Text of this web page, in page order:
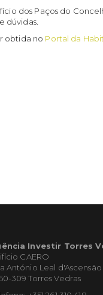
dos Paços do
dúvidas.
obtida no Portal da
Investir Torres
CAERO
António Leal d'Ascensão
309 Torres Vedras